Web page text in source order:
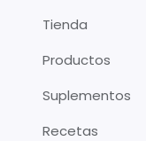
Tienda
Productos
Suplementos
Recetas